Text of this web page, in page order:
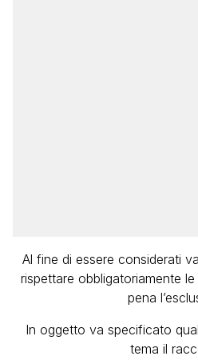
Al fine di essere considerati
rispettare obbligatoriamente
pena
In oggetto va specificato
tema il